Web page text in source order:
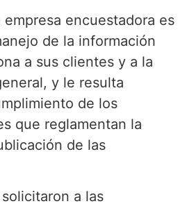
encuestadora es
de la información
a sus clientes y a la
y le resulta
de los
que reglamentan la
de las
a las